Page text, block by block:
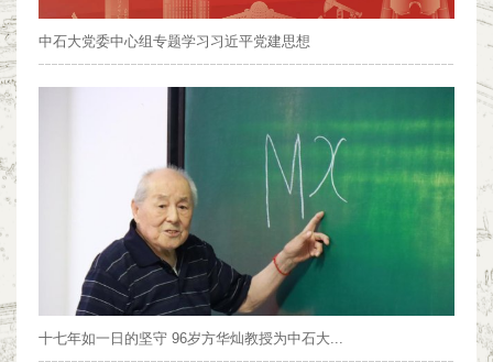
中石大党委中心组专题学习习近平党建思想
十七年如一日的坚守 96岁方华灿教授为中石大...